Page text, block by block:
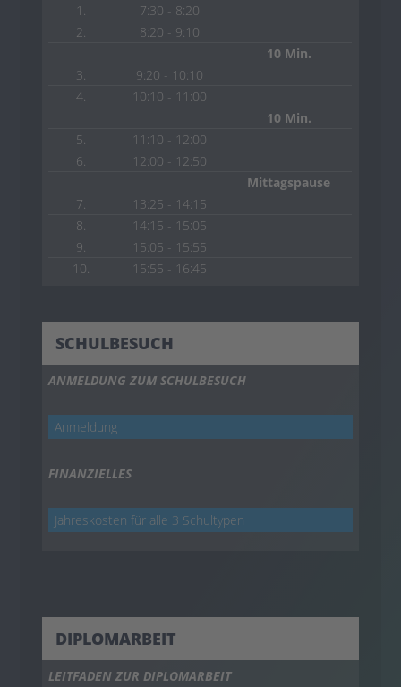
1.
7:30 - 8:20
2.
8:20 - 9:10
10 Min.
3.
9:20 - 10:10
4.
10:10 - 11:00
10 Min.
5.
11:10 - 12:00
6.
12:00 - 12:50
Mittagspause
7.
13:25 - 14:15
8.
14:15 - 15:05
9.
15:05 - 15:55
10.
15:55 - 16:45
SCHULBESUCH
ANMELDUNG ZUM SCHULBESUCH
Anmeldung
FINANZIELLES
Jahreskosten für alle 3 Schultypen
DIPLOMARBEIT
LEITFADEN ZUR DIPLOMARBEIT